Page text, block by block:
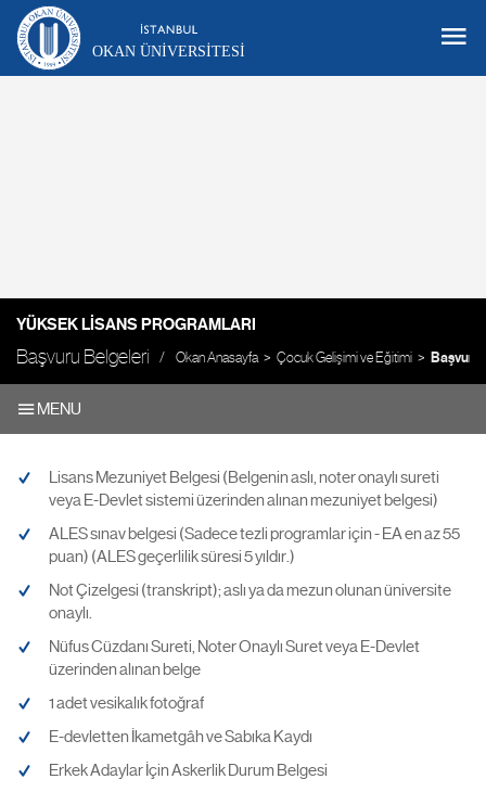
OKAN ÜNIVERSITESI
YÜKSEK LISANS PROGRAMLARI
Başvuru Belgeleri Okan Anasayfa Çocuk Gelişimi ve Eğitimi
MENU
Lisans Mezuniyet Belgesi (Belgenin aslı, noter onaylı sureti
veya E-Devlet sistemi üzerinden alınan mezuniyet belgesi)
ALES sınav belgesi (Sadece tezli programlar için - EA en az 55
puan) (ALES geçerlilik süresi 5 yıldır.)
Not Çizelgesi (transkript); aslı ya da mezun olunan üniversite
onaylı.
Nüfus Cüzdanı Sureti, Noter Onaylı Suret veya E-Devlet
üzerinden alınan belge
1 adet vesikalık fotoğraf
E-devletten İkametgâh ve Sabıka Kaydı
Erkek Adaylar İçin Askerlik Durum Belgesi